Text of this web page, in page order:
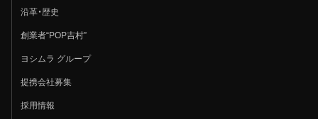
沿革・歴史
創業者“POP吉村”
ヨシムラ グループ
提携会社募集
採用情報